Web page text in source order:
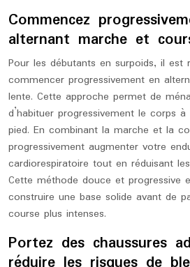
Commencez
alternant marche et
Pour les débutants en surpoids, il est
commencer progressivement en
lente. Cette approche permet de
d’habituer progressivement le corps
pied. En combinant la marche et la
progressivement augmenter votre
cardiorespiratoire tout en réduisant
Cette méthode douce et progressive
construire une base solide avant de
course plus intenses.
Portez des chaussures